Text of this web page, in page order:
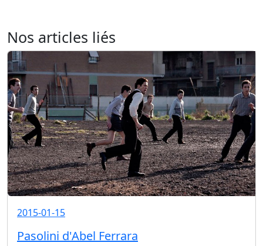
Nos articles liés
2015-01-15
Pasolini d'Abel Ferrara